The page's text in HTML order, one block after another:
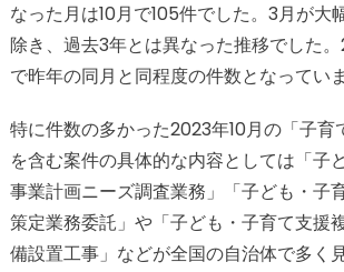
なった月は10月で105件でした。3月が大
除き、過去3年とは異なった推移でした
で昨年の同月と同程度の件数となっていま
特に件数の多かった2023年10月の「子育
を含む案件の具体的な内容としては「子
事業計画ニーズ調査業務」「子ども・子
策定業務委託」や「子ども・子育て支援
備設置工事」などが全国の自治体で多く